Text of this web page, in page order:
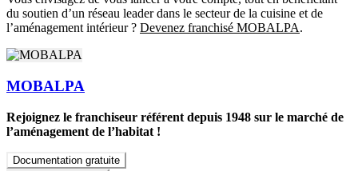
du soutien d’un réseau leader dans le secteur de la cuisine et de
l’aménagement intérieur ? Devenez franchisé MOBALPA.
MOBALPA
Rejoignez le franchiseur référent depuis 1948 sur le marché de
l’aménagement de l’habitat !
Documentation gratuite